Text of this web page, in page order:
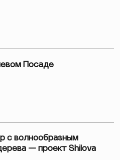
Посаде
с волнообразным
— проект Shilova